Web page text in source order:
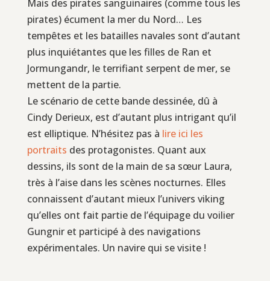
Mais des pirates sanguinaires (comme tous les
pirates) écument la mer du Nord… Les
tempêtes et les batailles navales sont d’autant
plus inquiétantes que les filles de Ran et
Jormungandr, le terrifiant serpent de mer, se
mettent de la partie.
Le scénario de cette bande dessinée, dû à
Cindy Derieux, est d’autant plus intrigant qu’il
est elliptique. N’hésitez pas à lire ici les
portraits des protagonistes. Quant aux
dessins, ils sont de la main de sa sœur Laura,
très à l’aise dans les scènes nocturnes. Elles
connaissent d’autant mieux l’univers viking
qu’elles ont fait partie de l’équipage du voilier
Gungnir et participé à des navigations
expérimentales. Un navire qui se visite !